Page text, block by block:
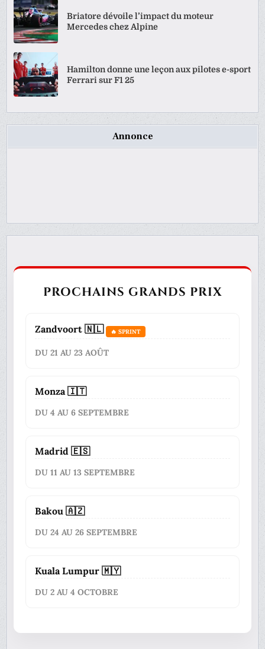
Briatore dévoile l’impact du moteur
Mercedes chez Alpine
Hamilton donne une leçon aux pilotes e-sport
Ferrari sur F1 25
Annonce
PROCHAINS GRANDS PRIX
Zandvoort 🇳🇱 🔥 SPRINT
DU 21 AU 23 AOÛT
Monza 🇮🇹
DU 4 AU 6 SEPTEMBRE
Madrid 🇪🇸
DU 11 AU 13 SEPTEMBRE
Bakou 🇦🇿
DU 24 AU 26 SEPTEMBRE
Kuala Lumpur 🇲🇾
DU 2 AU 4 OCTOBRE